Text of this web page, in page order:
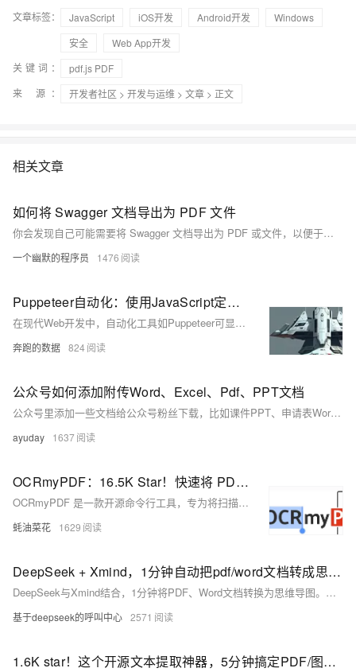
文章标签： JavaScript iOS开发 Android开发
Windows
安全
Web App开发
关键词：
pdf.js PDF
来 源：
开发者社区 > 开发与运维 > 文章 > 正文
相关文章
如何将 Swagger 文档导出为 PDF 文件
你会发现自己可能需要将 Swagger 文档导出为 PDF 或文件，以便于共享和存档。在这篇博文中，我们将指导你完成将 Swagger 文档导出为 PDF 格式的过程。
一个幽默的程序员 1476
Puppeteer自动化：使用JavaScript定制PDF下载
在现代Web开发中，自动化工具如Puppeteer可显著提升效率并减少重复工作。Puppeteer是一款强大的Node.js库，能够控制无头Chrome或Chromium浏览器，适用于网页快照生成、数据抓取及自动化测试等任务。本文通过示例展示了如何使用Puppeteer自动化生成定制化的PDF文件，并介绍了如何通过配置代理IP、设置user-agent和cookie等技术增强自动化过程的灵活性与稳定性。具体步骤包括安装Puppeteer、配置代理IP、设置user-agent和cookie等，最终生成符合需求的PDF文件。此技术可应用于报表生成、发票打印等多种场景。
奔跑的数据 824
公众号如何添加附传Word、Excel、Pdf、PPT文档
公众号里添加一些文档给公众号粉丝下载，比如课件PPT、申请表Word文档、岗位需求Excel表、大赛入围/获奖名单等。公众号本身是不支持直接上传文件的，但我们可以通过附件小程序“间接”上传文件。
ayuday 1637
OCRmyPDF：16.5K Star！快速将 PDF 文件转换为可搜索、可复制的文档的命令行工具
OCRmyPDF 是一款开源命令行工具，专为将扫描的 PDF 文件转换为可搜索、可复制的文档。支持多语言、图像优化和多核处理。
蚝油菜花 1629
DeepSeek + Xmind，1分钟自动把pdf/word文档转成思维导图
DeepSeek与Xmind结合，1分钟将PDF、Word文档转换为思维导图。只需四步：上传文档至DeepSeek，请求转换为Markdown格式，保存文件并修改后缀为.md，最后导入Xmind生成思维导图。轻松驾驭复杂文档，适用于学习笔记、工作报告、项目规划等场景，大幅提升效率！
基于deepseek的呼叫中心 2571
1.6K star！这个开源文本提取神器，5分钟搞定PDF/图片/Office文档！